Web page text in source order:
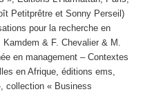
Petitprêtre et Sonny Perseil)
pour la recherche en
& F. Chevalier & M.
en management – Contextes
en Afrique, éditions ems,
collection « Business